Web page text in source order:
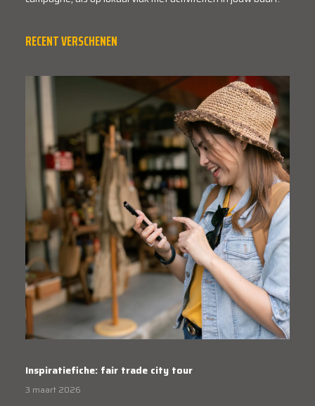
RECENT VERSCHENEN
Inspiratiefiche: fair trade city tour
3 maart 2026